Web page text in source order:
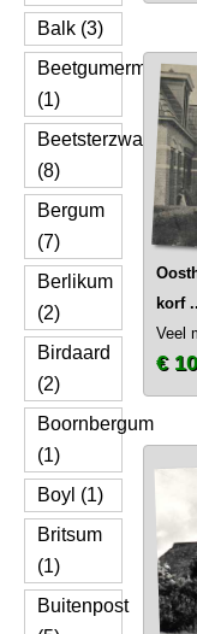
Balk (3)
Beetgumermolen
(1)
Beetsterzwaag
(8)
Bergum
(7)
Berlikum
(2)
Birdaard
(2)
Boornbergum
(1)
Boyl (1)
Britsum
(1)
Buitenpost
korf
Veel
€